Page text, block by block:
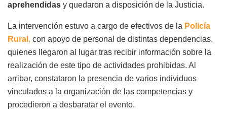
aprehendidas y quedaron a disposición de la Justicia.
La intervención estuvo a cargo de efectivos de la Policía
Rural , con apoyo de personal de distintas dependencias,
quienes llegaron al lugar tras recibir información sobre la
realización de este tipo de actividades prohibidas. Al
arribar, constataron la presencia de varios individuos
vinculados a la organización de las competencias y
procedieron a desbaratar el evento.